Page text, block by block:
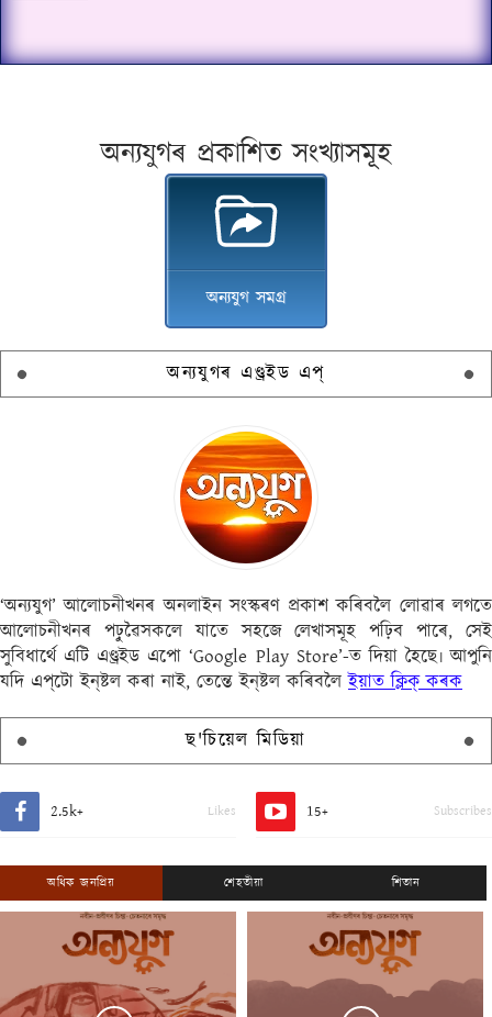
অন্যযুগৰ প্ৰকাশিত সংখ্যাসমূহ
অন্যযুগ সমগ্ৰ
অন্যযুগৰ এণ্ড্ৰইড এপ্
‘অন্যযুগ’ আলোচনীখনৰ অনলাইন সংস্কৰণ প্ৰকাশ কৰিবলৈ লোৱাৰ লগতে
আলোচনীখনৰ পঢ়ুৱৈসকলে যাতে সহজে লেখাসমূহ পঢ়িব পাৰে, সেই
সুবিধাৰ্থে এটি এণ্ড্ৰইড এপো ‘Google Play Store’-ত দিয়া হৈছে৷ আপুনি
যদি এপ্‌টো ইন্‌ষ্টল কৰা নাই, তেন্তে ইন্‌ষ্টল কৰিবলৈইয়াত ক্লিক্ কৰক
ছ'চিয়েল মিডিয়া
2.5k+ Likes 15+ Subscribes
অধিক জনপ্ৰিয় শেহতীয়া শিতান